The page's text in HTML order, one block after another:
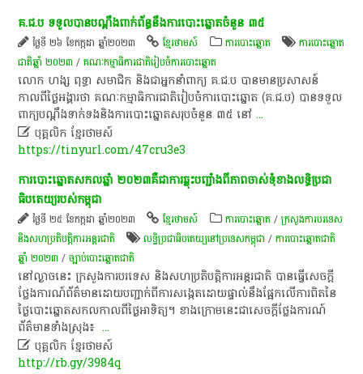
គ​.​ជ​.​ប​ ទទួល​បាន​បណ្តឹង​ពាក់ព័ន្ធ​នឹង​ការ​បោះ​ឆ្នោត​ចំនួន​ ៣៥
ថ្ងៃទី ២៦ ខែកក្កដា ឆ្នាំ២០២៣ ខ្មែរថាមស៍ ការបោះឆ្នោត
ការបោះឆ្នោត
ជាតិឆ្នាំ ២០២៣ /គណៈកម្មាធិការជាតិរៀបចំការបោះឆ្នោត
​លោក​ ហង្ស​ ពុទ្ធា​ សមាជិក​ និង​ជា​អ្នកនាំពាក្យ​ គ​.​ជ​.​ប​ បាន​មាន​ប្រសាសន៍​
កាលពី​ថ្ងៃ​អង្គា​រថា​ គណៈកម្មាធិការ​ជាតិ​រៀបចំ​ការ​បោះ​ឆ្នោត​ (​គ​.​ជ​.​ប​)​ បាន​ទទួល​
ពាក្យបណ្តឹង​ទាក់ទង​និង​ការ​បោះ​ឆ្នោត​សរុប​ចំនួន​ ៣៥​ នៅ...
 បុគ្គលិក​ ខ្មែរ​ថា​ម​ស៍​
https://tinyurl.com/47cru3e3
ការ​បោះ​ឆ្នោត​សកល​ឆ្នាំ​ ២០២៣​គឺជា​ការ​ឆ្លុះ​ប​ញ្ជាំ​ង​ពី​ភាព​ចាស់ទុំ​ខាង​លទ្ធិប្រជា
ធិបតេយ្យ​របស់​កម្ពុជា​
ថ្ងៃទី ២៥ ខែកក្កដា ឆ្នាំ២០២៣ ខ្មែរថាមស៍ ការបោះឆ្នោត /ក្រសួងការបរទេស
និងសហប្រតិបត្តិការអន្តរជាតិ
លទ្ធិប្រជាធិបតេយ្យនៅប្រទេសកម្ពុជា /ការបោះឆ្នោតជាតិ
ឆ្នាំ ២០២៣ /ច្បាប់បោះឆ្នោតជាតិ
​នៅ​ល្ងាច​នេះ​ ក្រសួងការបរទេស​ និង​សហប្រតិបត្តិការ​អន្តរជាតិ​ បាន​ធ្វើ​សេចក្តី
ថ្លែងការណ៍​ព័ត៌មាន​ដោយ​បញ្ជាក់​ពី​ការ​សង្កេត​ដោយ​ផ្ទាល់​នឹង​ផ្អែក​លើ​ការ​ពិត​នៃ​
ថ្ងៃ​បោះ​ឆ្នោត​សកល​កាលពី​ថ្ងៃអាទិត្យ​។​ ខាងក្រោម​នេះ​ជា​សេចក្តីថ្លែងការណ៍​
ព័ត៌មាន​ទាំងស្រុង​៖​ ​...
 បុគ្គលិក​ ខ្មែរ​ថា​ម​ស៍​
http://rb.gy/3984q